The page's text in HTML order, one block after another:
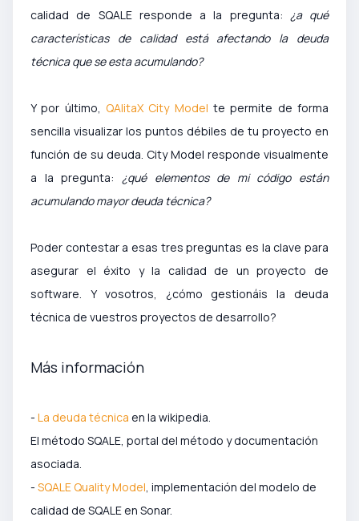
calidad de SQALE responde a la pregunta: ¿a qué
características de calidad está afectando la deuda
técnica que se esta acumulando?
Y por último, QAlitaX City Model te permite de forma
sencilla visualizar los puntos débiles de tu proyecto en
función de su deuda. City Model responde visualmente
a la pregunta: ¿qué elementos de mi código están
acumulando mayor deuda técnica?
Poder contestar a esas tres preguntas es la clave para
asegurar el éxito y la calidad de un proyecto de
software.
Y vosotros, ¿cómo gestionáis la deuda
técnica de vuestros proyectos de desarrollo?
Más información
- La deuda técnica en la wikipedia.
El método SQALE, portal del método y documentación
asociada.
- SQALE Quality Model, implementación del modelo de
calidad de SQALE en Sonar.